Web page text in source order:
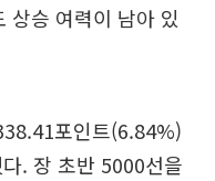
상승 여력이 남아 있
포인트(6.84%)
. 장 초반 5000선을